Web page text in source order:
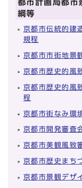
都市計画局都市
綱等
京都市伝統的建
規程
京都市市街地景
京都市歴史的風
京都市歴史的風
程
京都市街なみ環
京都市開発審査
京都市美観風致
京都市歴史まち
京都市景観デザ